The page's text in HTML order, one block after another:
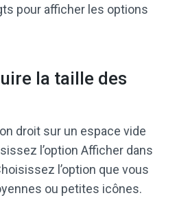
pour afficher les options
la taille des
droit sur un espace vide
l’option Afficher dans
l’option que vous
ou petites icônes.